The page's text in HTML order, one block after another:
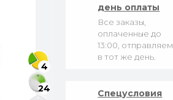
4
24
день оплаты
Все заказы,
оплаченные до
13:00, отправляем
в тот же день.
Спецусловия